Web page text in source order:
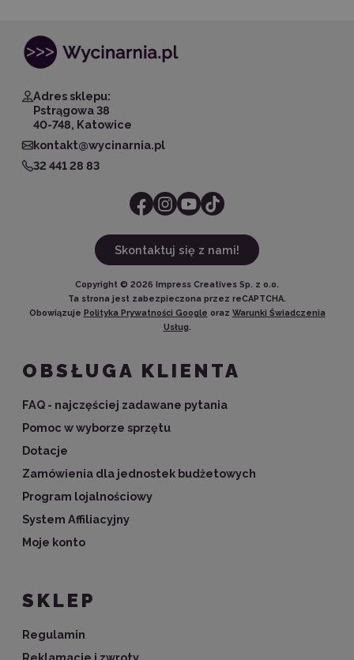
Adres sklepu:
Pstrągowa 38
40-748, Katowice
kontakt@wycinarnia.pl
32 441 28 83
Skontaktuj się z nami!
Copyright © 2026 Impress Creatives Sp. z o.o.
Ta strona jest zabezpieczona przez reCAPTCHA.
Obowiązuje Polityka Prywatności Google oraz Warunki Świadczenia
Usług.
OBSŁUGA KLIENTA
FAQ - najczęściej zadawane pytania
Pomoc w wyborze sprzętu
Dotacje
Zamówienia dla jednostek budżetowych
Program lojalnościowy
System Affiliacyjny
Moje konto
SKLEP
Regulamin